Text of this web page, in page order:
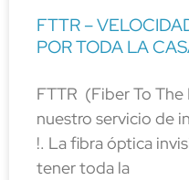
FTTR –
POR TODA LA
FTTR (Fiber To
nuestro servicio de
!. La fibra óptica
tener toda la